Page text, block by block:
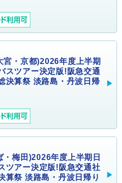
宮・京都)2026年度上半期
スツアー決定版!阪急交通
決算祭 淡路島・丹波日帰
・梅田)2026年度上半期日
ツアー決定版!阪急交通社
算祭 淡路島・丹波日帰り